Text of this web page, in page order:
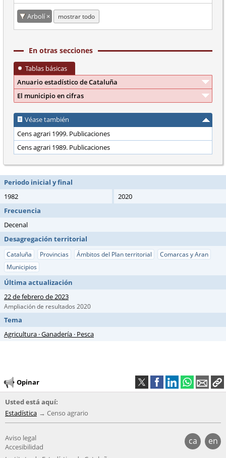
Arbolí mostrar todo
En otras secciones
Tablas básicas
Anuario estadístico de Cataluña
El municipio en cifras
Véase también
Cens agrari 1999. Publicaciones
Cens agrari 1989. Publicaciones
Periodo inicial y final
1982
2020
Frecuencia
Decenal
Desagregación territorial
Cataluña Provincias Ámbitos del Plan territorial
Comarcas y Aran
Municipios
Última actualización
22 de febrero de 2023
Ampliación de resultados 2020
Tema
Agricultura · Ganadería · Pesca
Opinar
Usted está aquí:
Estadística
Censo agrario
ca en
Aviso legal
Accesibilidad